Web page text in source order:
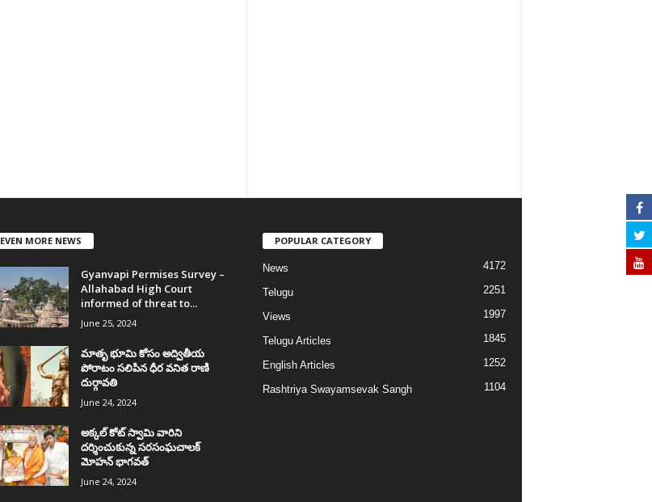
EVEN MORE NEWS
Gyanvapi Permises Survey –
Allahabad High Court
informed of threat to...
June 25, 2024
మాతృ భూమి కోసం అద్వితీయ
పోరాటం సలిపిన ధీర వనిత రాణి
దుర్గావతి
June 24, 2024
అక్కల్‌ కోట్‌ స్వామి వారిని
దర్శించుకున్న సరసంఘచాలక్
మోహన్ భాగవత్
June 24, 2024
POPULAR CATEGORY
News 4172
Telugu 2251
Views 1997
Telugu Articles 1845
English Articles 1252
Rashtriya Swayamsevak Sangh 1104